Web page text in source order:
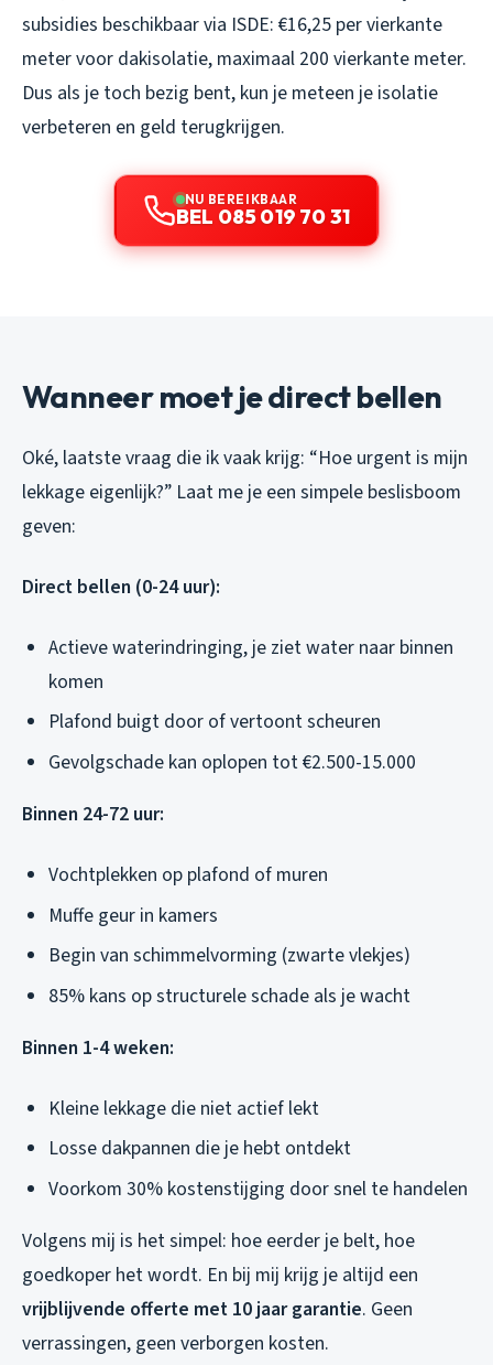
subsidies beschikbaar via ISDE: €16,25 per vierkante
meter voor dakisolatie, maximaal 200 vierkante meter.
Dus als je toch bezig bent, kun je meteen je isolatie
verbeteren en geld terugkrijgen.
NU BEREIKBAAR
BEL 085 019 70 31
Wanneer moet je direct bellen
Oké, laatste vraag die ik vaak krijg: “Hoe urgent is mijn
lekkage eigenlijk?” Laat me je een simpele beslisboom
geven:
Direct bellen (0-24 uur):
Actieve waterindringing, je ziet water naar binnen
komen
Plafond buigt door of vertoont scheuren
Gevolgschade kan oplopen tot €2.500-15.000
Binnen 24-72 uur:
Vochtplekken op plafond of muren
Muffe geur in kamers
Begin van schimmelvorming (zwarte vlekjes)
85% kans op structurele schade als je wacht
Binnen 1-4 weken:
Kleine lekkage die niet actief lekt
Losse dakpannen die je hebt ontdekt
Voorkom 30% kostenstijging door snel te handelen
Volgens mij is het simpel: hoe eerder je belt, hoe
goedkoper het wordt. En bij mij krijg je altijd een
vrijblijvende offerte met 10 jaar garantie. Geen
verrassingen, geen verborgen kosten.